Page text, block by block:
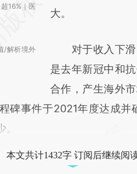
16%｜医
/解析境外
财新观点和立场
大。
对于收入下滑
是去年新冠中和
合作，产生海外
碑事件于2021年度达成
本文共计1432字 订阅后继续阅